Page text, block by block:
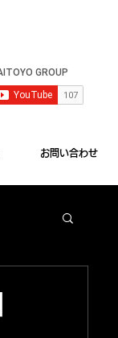
お問い合わせ